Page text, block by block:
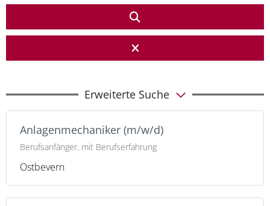
Erweiterte Suche
Anlagenmechaniker (m/w/d)
Berufsanfänger, mit Berufserfahrung
Ostbevern